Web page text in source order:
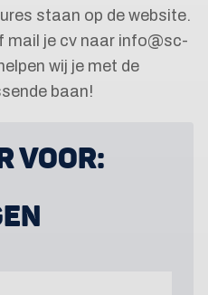
staan op de website.
mail je cv naar info@sc-
wij je met de
baan!
VOOR: